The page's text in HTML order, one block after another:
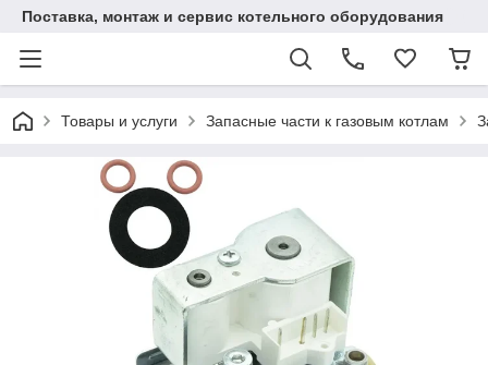
Поставка, монтаж и сервис котельного оборудования
Товары и услуги Запасные части к газовым котлам